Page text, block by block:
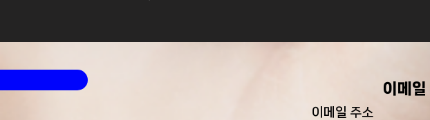
이메